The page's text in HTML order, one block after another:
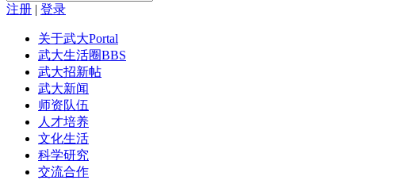
注册 | 登录
关于武大Portal
武大生活圈BBS
武大招新帖
武大新闻
师资队伍
人才培养
文化生活
科学研究
交流合作